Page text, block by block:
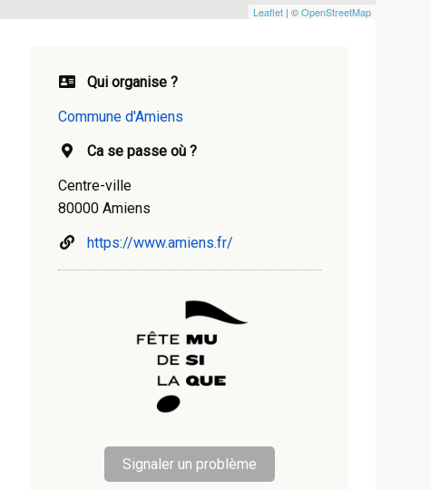
Leaflet | ©OpenStreetMap
Qui organise ?
Commune d'Amiens
Ca se passe où ?
Centre-ville
80000 Amiens
https://www.amiens.fr/
Signaler un problème